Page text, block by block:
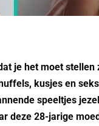
je het moet
kusjes en
speeltjes
deze 28-jarige